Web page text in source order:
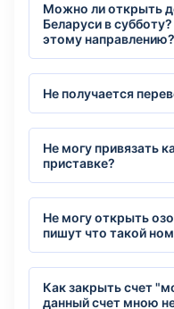
Можно ли открыть
Беларуси в
этому направлению?
Не получается
Не могу привязать
приставке?
Не могу открыть
пишут что такой
Как закрыть счет
данный счет мною